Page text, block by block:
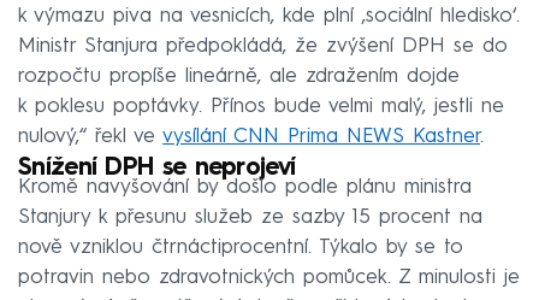
k výmazu piva na vesnicích, kde plní ‚sociální hledisko‘.
Ministr Stanjura předpokládá, že zvýšení DPH se do
rozpočtu propíše lineárně, ale zdražením dojde
k poklesu poptávky. Přínos bude velmi malý, jestli ne
nulový,“ řekl ve vysílání CNN Prima NEWS Kastner.
Snížení DPH se neprojeví
Kromě navyšování by došlo podle plánu ministra
Stanjury k přesunu služeb ze sazby 15 procent na
nově vzniklou čtrnáctiprocentní. Týkalo by se to
potravin nebo zdravotnických pomůcek. Z minulosti je